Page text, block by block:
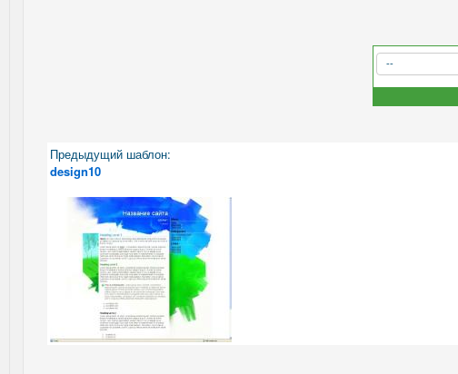
Предыдущий шаблон:
design10